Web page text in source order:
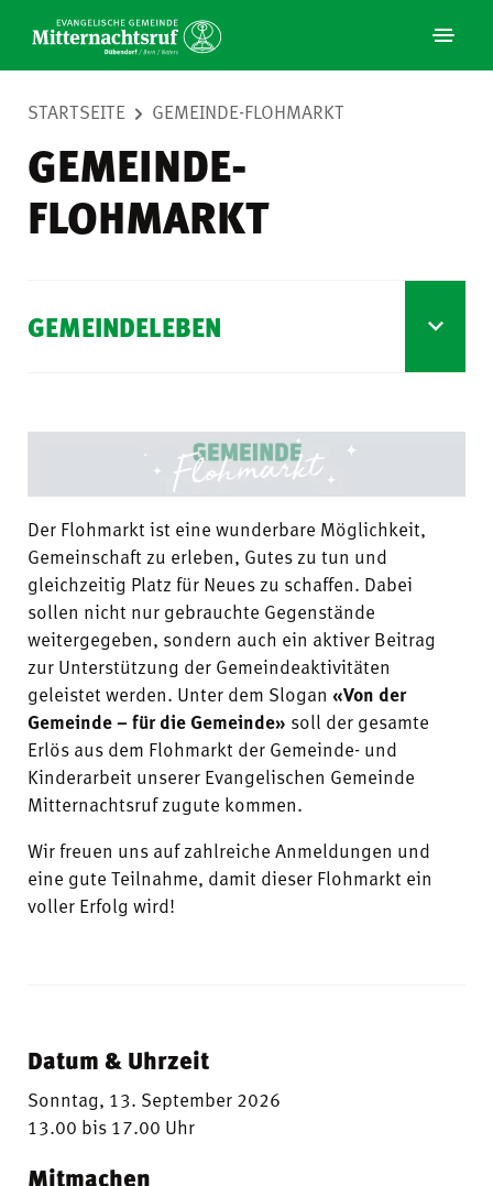
STARTSEITE GEMEINDE-FLOHMARKT
GEMEINDE-
FLOHMARKT
Der Flohmarkt ist eine wunderbare Möglichkeit,
Gemeinschaft zu erleben, Gutes zu tun und
gleichzeitig Platz für Neues zu schaffen. Dabei
sollen nicht nur gebrauchte Gegenstände
weitergegeben, sondern auch ein aktiver Beitrag
zur Unterstützung der Gemeindeaktivitäten
geleistet werden. Unter dem Slogan «Von der
Gemeinde – für die Gemeinde» soll der gesamte
Erlös aus dem Flohmarkt der Gemeinde- und
Kinderarbeit unserer Evangelischen Gemeinde
Mitternachtsruf zugute kommen.
Wir freuen uns auf zahlreiche Anmeldungen und
eine gute Teilnahme, damit dieser Flohmarkt ein
voller Erfolg wird!
Datum & Uhrzeit
Sonntag, 13. September 2026
13.00 bis 17.00 Uhr
Mitmachen
GEMEINDELEBEN